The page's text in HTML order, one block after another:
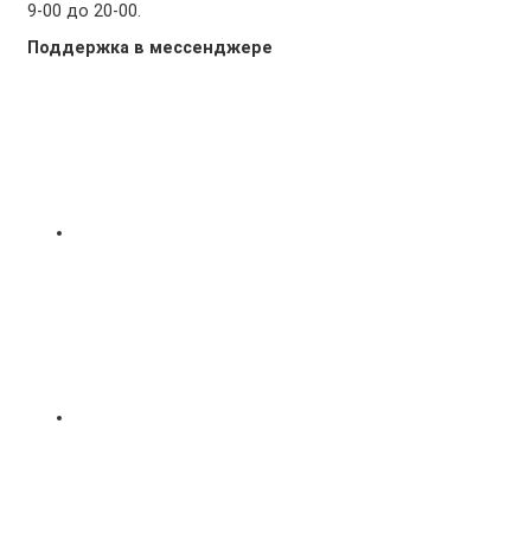
9-00 до 20-00.
Поддержка в мессенджере